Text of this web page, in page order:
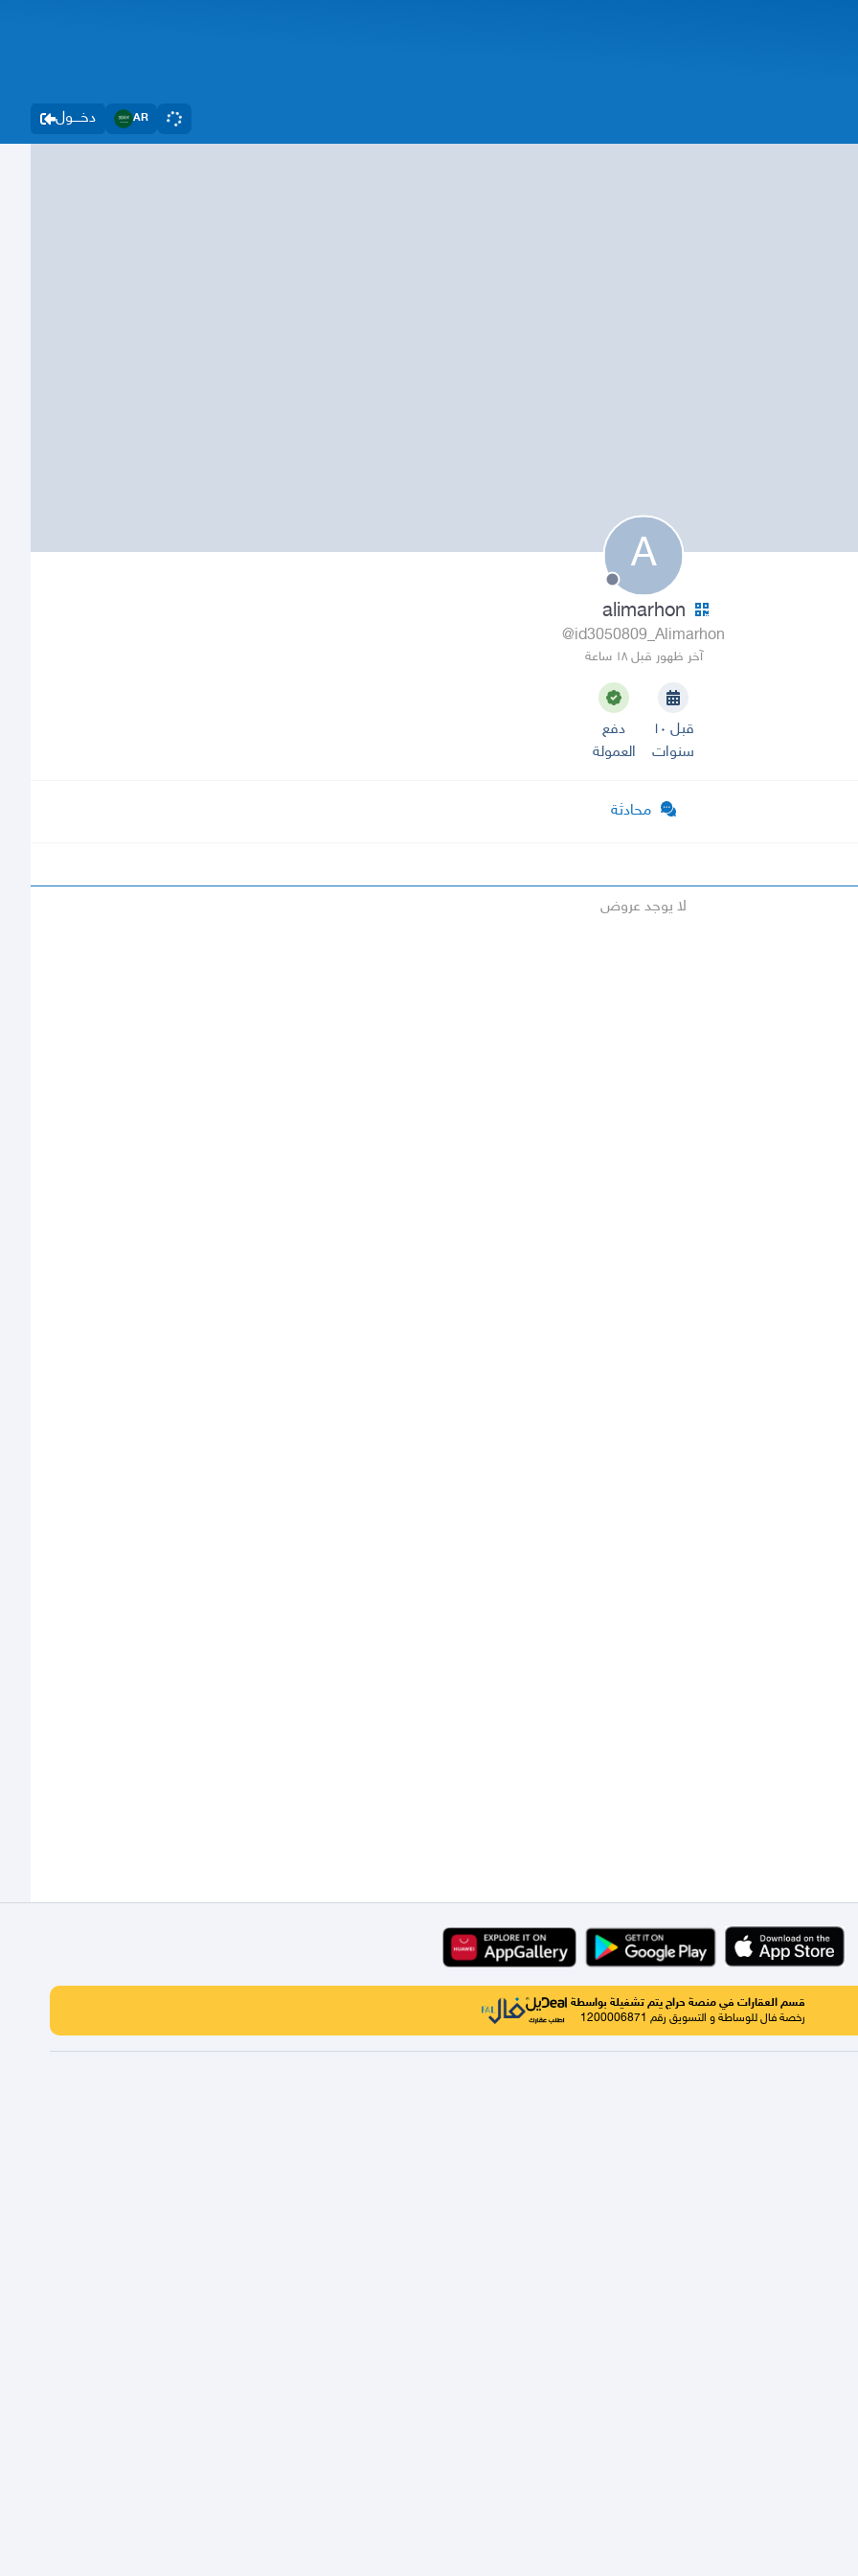
دخــــول AR
A
alimarhon
@id3050809_Alimarhon
آخر ظهور قبل ١٨ ساعة
قبل ١٠
سنوات
دفع
العمولة
محادثة
لا يوجد عروض
قسم العقارات في منصة حراج يتم تشغيلة بواسطة
رخصة فال للوساطة و التسويق رقم 1200006871